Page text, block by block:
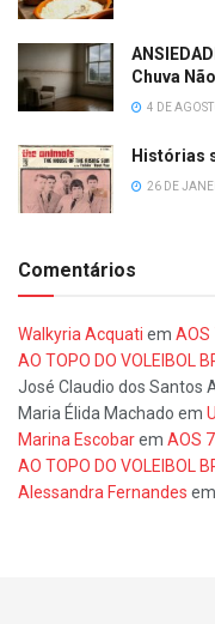
Chuva
4 DE
Histórias
26 DE
Comentários
Walkyria Acquati em AOS
AO TOPO DO VOLEIBOL
José Claudio dos Santos
Maria Élida Machado em
Marina Escobarem AOS
AO TOPO DO VOLEIBOL
Alessandra Fernandes em